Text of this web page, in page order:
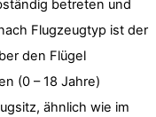
betreten und
Flugzeugtyp ist der
den Flügel
(0 – 18 Jahre)
ähnlich wie im